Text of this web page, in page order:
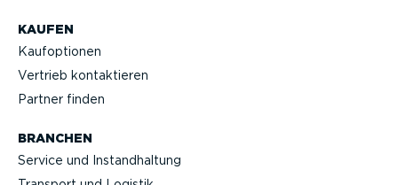
KAUFEN
Kaufop­tionen
Vertrieb kontak­tieren
Partner finden
BRANCHEN
Service und Instand­haltung